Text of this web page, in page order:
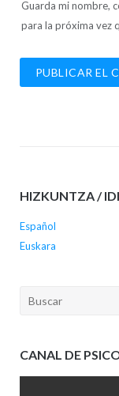
Guarda mi nombre,
para la próxima vez
HIZKUNTZA /
Español
Euskara
Buscar:
CANAL DE